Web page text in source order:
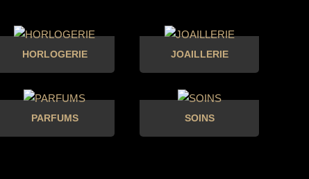
HORLOGERIE JOAILLERIE
PARFUMS SOINS